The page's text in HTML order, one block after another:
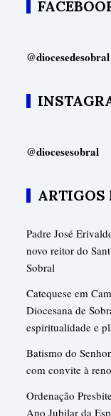
@diocesedesobral
@diocesesobral
ARTIGOS
Padre José
novo reitor do
Sobral
Catequese em
Diocesana de
espiritualidade e
Batismo do
com convite à
Ordenação
Ano Jubilar da